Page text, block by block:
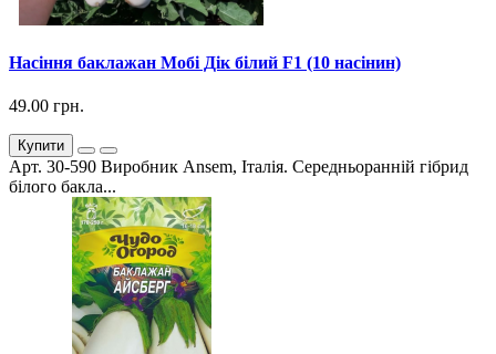
Насіння баклажан Мобі Дік білий F1 (10 насінин)
49.00 грн.
Купити
Арт. 30-590 Виробник Ansem, Італія. Середньоранній гібрид
білого бакла...